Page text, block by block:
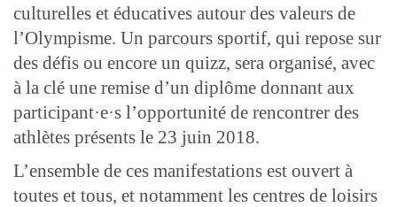
culturelles et éducatives autour des valeurs de
l’Olympisme. Un parcours sportif, qui repose sur
des défis ou encore un quizz, sera organisé, avec
à la clé une remise d’un diplôme donnant aux
participant·e·s l’opportunité de rencontrer des
athlètes présents le 23 juin 2018.
L’ensemble de ces manifestations est ouvert à
toutes et tous, et notamment les centres de loisirs